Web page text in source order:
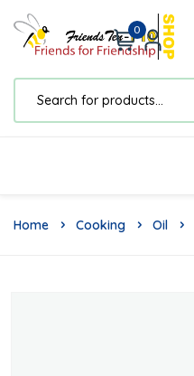
0
Home Cooking Oil